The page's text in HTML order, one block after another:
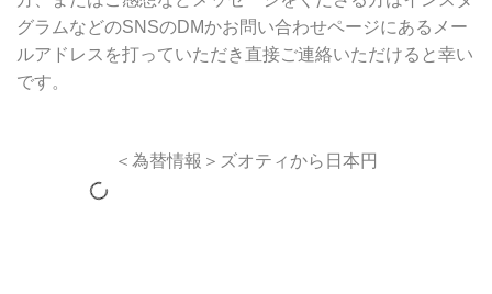
グラムなどのSNSのDMかお問い合わせページにあるメー
ルアドレスを打っていただき直接ご連絡いただけると幸い
です。
＜為替情報＞ズオティから日本円